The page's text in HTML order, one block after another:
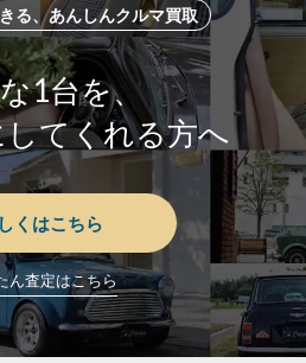
る、あんしんクルマ買取
1台を、
てくれる方へ
くはこちら
ん査定はこちら